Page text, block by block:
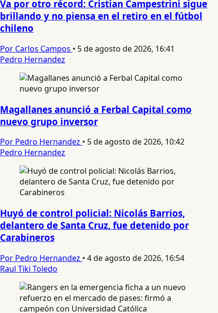
Va por otro récord: Cristian Campestrini sigue
brillando y no piensa en el retiro en el fútbol
chileno
Por Carlos Campos • 5 de agosto de 2026, 16:41
Pedro Hernandez
Magallanes anunció a Ferbal Capital como
nuevo grupo inversor
Por Pedro Hernandez • 5 de agosto de 2026, 10:42
Pedro Hernandez
Huyó de control policial: Nicolás Barrios,
delantero de Santa Cruz, fue detenido por
Carabineros
Por Pedro Hernandez • 4 de agosto de 2026, 16:54
Raul Tiki Toledo